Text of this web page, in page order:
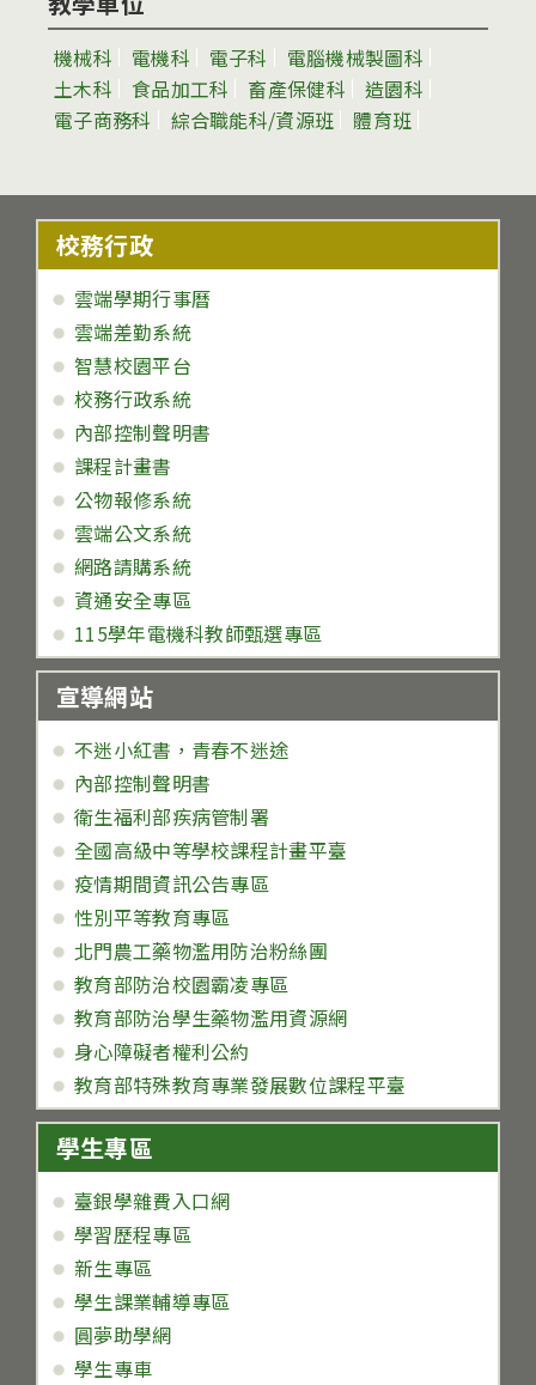
機械科 電機科 電子科
電腦機械製圖科
土木科
食品加工科 畜產保健科
造園科
電子商務科
綜合職能科/資源班 體育班
校務行政
雲端學期行事曆
雲端差勤系統
智慧校園平台
校務行政系統
內部控制聲明書
課程計畫書
公物報修系統
雲端公文系統
網路請購系統
資通安全專區
115學年電機科教師甄選專區
宣導網站
不迷小紅書，青春不迷途
內部控制聲明書
衛生福利部疾病管制署
全國高級中等學校課程計畫平臺
疫情期間資訊公告專區
性別平等教育專區
北門農工藥物濫用防治粉絲團
教育部防治校園霸凌專區
教育部防治學生藥物濫用資源網
身心障礙者權利公約
教育部特殊教育專業發展數位課程平臺
學生專區
臺銀學雜費入口網
學習歷程專區
新生專區
學生課業輔導專區
圓夢助學網
學生專車